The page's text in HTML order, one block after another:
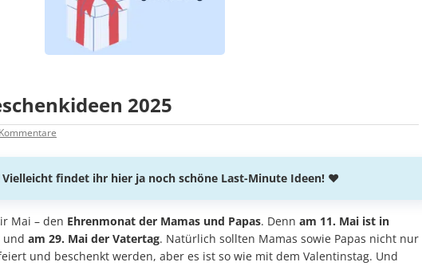
2025
Kommentare
findet ihr hier ja noch schöne Last-Minute Ideen! ♥️
Mai – den Ehrenmonat der Mamas und Papas. Denn am 11. Mai ist in
und am 29. Mai der Vatertag. Natürlich sollten Mamas sowie Papas nicht nur
und beschenkt werden, aber es ist so wie mit dem Valentinstag. Und